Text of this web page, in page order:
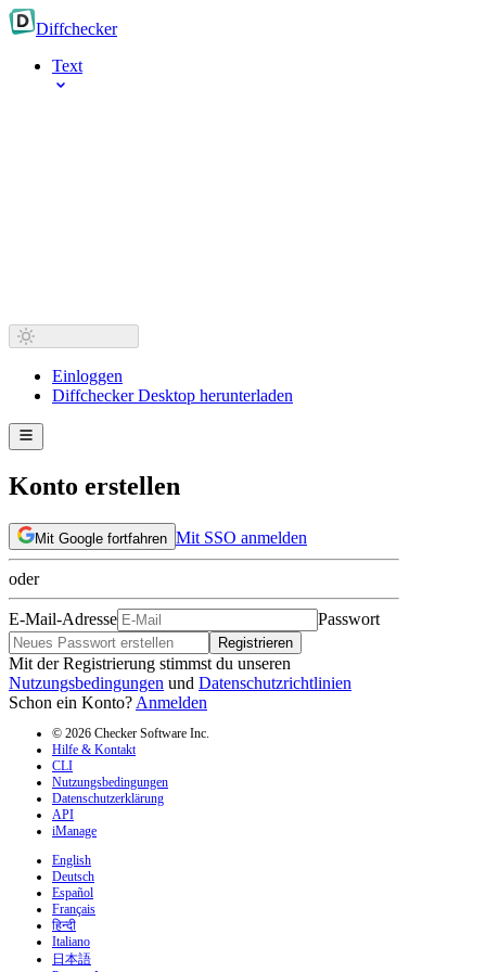
Diffchecker
Text
Einloggen
Diffchecker Desktop herunterladen
Konto erstellen
Mit Google fortfahren Mit SSO anmelden
oder
E-Mail-Adresse Passwort
Registrieren
Mit der Registrierung stimmst du unseren
Nutzungsbedingungen und Datenschutzrichtlinien
Schon ein Konto? Anmelden
© 2026 Checker Software Inc.
Hilfe & Kontakt
CLI
Nutzungsbedingungen
Datenschutzerklärung
API
iManage
English
Deutsch
Español
Français
हिन्दी
Italiano
日本語